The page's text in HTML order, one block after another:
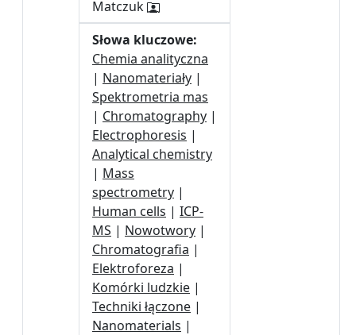
Matczuk
Słowa kluczowe:
Chemia analityczna
| Nanomateriały |
Spektrometria mas
| Chromatography |
Electrophoresis |
Analytical chemistry
| Mass
spectrometry |
Human cells | ICP-
MS | Nowotwory |
Chromatografia |
Elektroforeza |
Komórki ludzkie |
Techniki łączone |
Nanomaterials |